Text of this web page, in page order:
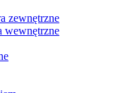
zewnętrzne
wewnętrzne